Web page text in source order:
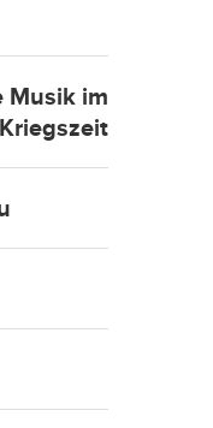
Musik im